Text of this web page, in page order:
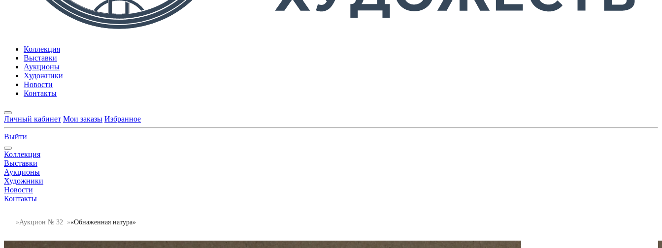
Коллекция
Выставки
Аукционы
Художники
Новости
Контакты
Личный кабинет Мои заказы Избранное
Выйти
Коллекция
Выставки
Аукционы
Художники
Новости
Контакты
Аукцион № 32 «Обнаженная натура»